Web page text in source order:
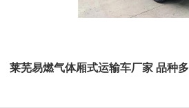
莱芜易燃气体厢式运输车厂家 品种多